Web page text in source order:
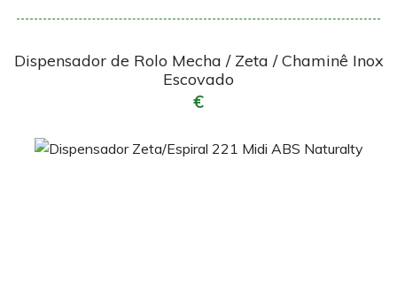
Dispensador de Rolo Mecha / Zeta / Chaminê Inox
Escovado
€